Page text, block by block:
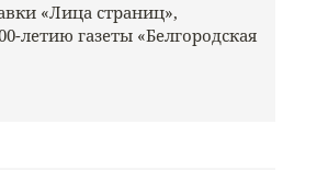
«Лица страниц»,
летию газеты «Белгородская